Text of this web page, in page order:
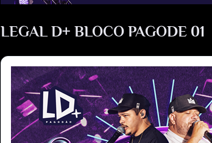
LEGAL D+ BLOCO PAGODE 01